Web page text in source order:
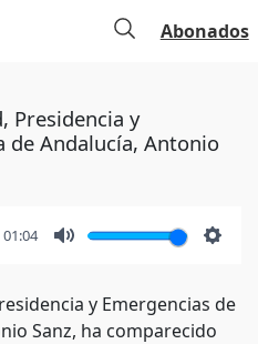
Abonados
Presidencia y
de Andalucía, Antonio
01:04
y Emergencias de
Sanz, ha comparecido